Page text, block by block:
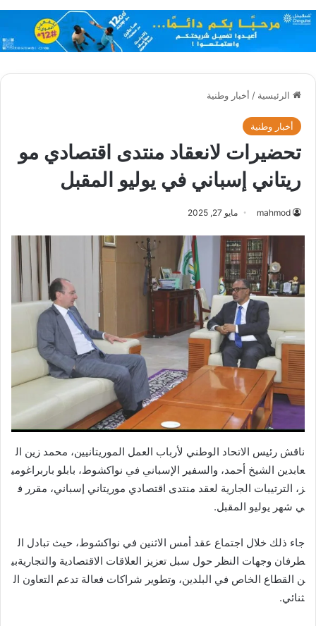
الرئيسية / أخبار وطنية
أخبار وطنية
تحضيرات لانعقاد منتدى اقتصادي مو
ريتاني إسباني في يوليو المقبل
mahmod مايو 27, 2025
ناقش رئيس الاتحاد الوطني لأرباب العمل الموريتانيين، محمد زين ال
عابدين الشيخ أحمد، والسفير الإسباني في نواكشوط، بابلو باربراغومي
ز، الترتيبات الجارية لعقد منتدى اقتصادي موريتاني إسباني، مقرر ف
ي شهر يوليو المقبل.
جاء ذلك خلال اجتماع عقد أمس الاثنين في نواكشوط، حيث تبادل ال
طرفان وجهات النظر حول سبل تعزيز العلاقات الاقتصادية والتجاريةبي
ن القطاع الخاص في البلدين، وتطوير شراكات فعالة تدعم التعاون ال
ثنائي.